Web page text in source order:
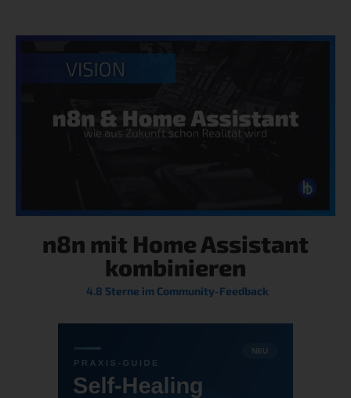
n8n mit Home Assistant
kombinieren
4.8 Sterne im Community-Feedback